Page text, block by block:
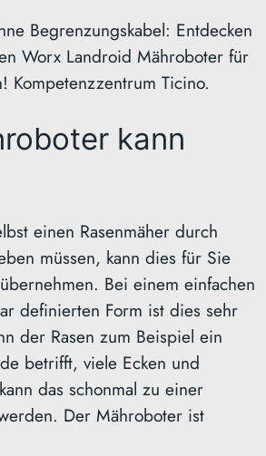
Begrenzungskabel: Entdecken
Worx Landroid Mähroboter für
Kompetenzzentrum Ticino.
kann
einen Rasenmäher durch
müssen, kann dies für Sie
Bei einem einfachen
definierten Form ist dies sehr
der Rasen zum Beispiel ein
betrifft, viele Ecken und
das schonmal zu einer
Der Mähroboter ist